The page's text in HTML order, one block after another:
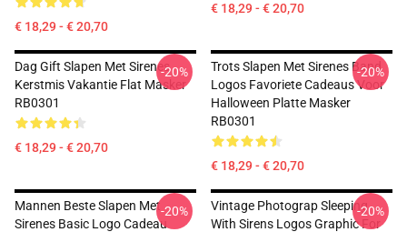
€ 18,29 - € 20,70
€ 18,29 - € 20,70
Dag Gift Slapen Met Sirenes
Kerstmis Vakantie Flat Masker
RB0301
€ 18,29 - € 20,70
-20%
Trots Slapen Met Sirenes Band
Logos Favoriete Cadeaus Voor
Halloween Platte Masker
RB0301
€ 18,29 - € 20,70
-20%
Mannen Beste Slapen Met
Sirenes Basic Logo Cadeau
-20%
Vintage Photograp Sleeping
With Sirens Logos Graphic For
-20%